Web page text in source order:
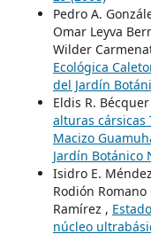
Pedro A.
Omar Leyva
Wilder
Ecológica
del Jardín
Eldis R.
alturas cársicas
Macizo
Jardín Botánico
Isidro E.
Rodión
Ramírez ,
núcleo